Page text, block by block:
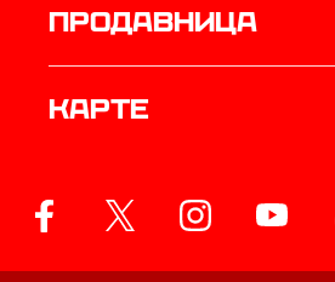
продавница
Карте